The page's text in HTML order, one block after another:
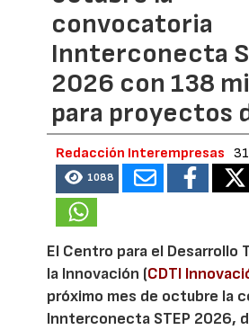
convocatoria
Innterconecta
2026 con 138
para proyectos
Redacción Interempresas
1088
El Centro para el Desarrollo
la Innovación (CDTI
próximo mes de octubre la
Innterconecta STEP 2026,